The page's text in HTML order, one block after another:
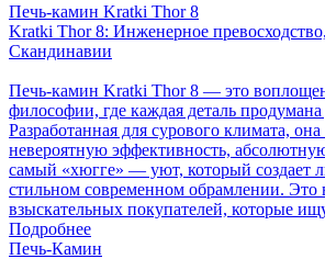
Печь-камин Kratki Thor 8
Kratki Thor 8: Инженерное
Скандинавии
Печь-камин Kratki Thor 8 — это
философии, где каждая деталь
Разработанная для сурового климата, она
невероятную эффективность,
самый «хюгге» — уют, который создает
стильном современном обрамлении. Это
взыскательных покупателей, которые
Подробнее
Печь-Камин